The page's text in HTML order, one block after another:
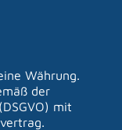
Währung.
der
mit